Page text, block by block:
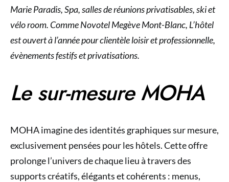
Marie Paradis, Spa, salles de réunions privatisables, ski et
vélo room. Comme Novotel Megève Mont-Blanc, L’hôtel
est ouvert à l’année pour clientèle loisir et professionnelle,
évènements festifs et privatisations.
Le sur-mesure MOHA
MOHA imagine des identités graphiques sur mesure,
exclusivement pensées pour les hôtels. Cette offre
prolonge l’univers de chaque lieu à travers des
supports créatifs, élégants et cohérents : menus,